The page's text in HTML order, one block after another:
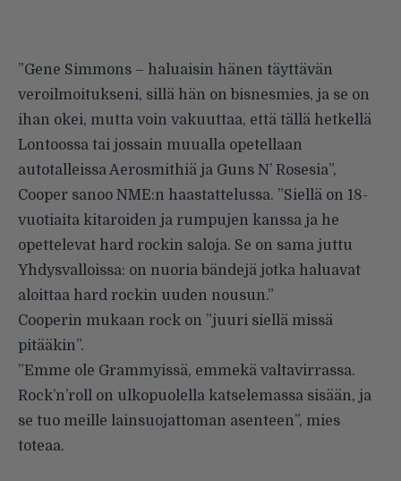
”Gene Simmons – haluaisin hänen täyttävän
veroilmoitukseni, sillä hän on bisnesmies, ja se on
ihan okei, mutta voin vakuuttaa, että tällä hetkellä
Lontoossa tai jossain muualla opetellaan
autotalleissa Aerosmithiä ja Guns N’ Rosesia”,
Cooper sanoo NME:n haastattelussa. ”Siellä on 18-
vuotiaita kitaroiden ja rumpujen kanssa ja he
opettelevat hard rockin saloja. Se on sama juttu
Yhdysvalloissa: on nuoria bändejä jotka haluavat
aloittaa hard rockin uuden nousun.”
Cooperin mukaan rock on ”juuri siellä missä
pitääkin”.
”Emme ole Grammyissä, emmekä valtavirrassa.
Rock’n’roll on ulkopuolella katselemassa sisään, ja
se tuo meille lainsuojattoman asenteen”, mies
toteaa.